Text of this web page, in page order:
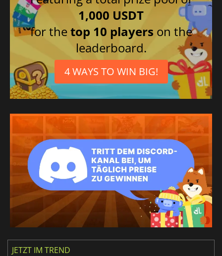
1,000 USDT
for thetop 10 players on the
leaderboard.
4 WAYS TO WIN BIG!
JETZT IM TREND